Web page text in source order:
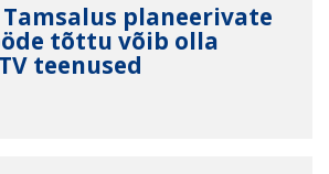
Tamsalus planeerivate
tõttu võib olla
teenused